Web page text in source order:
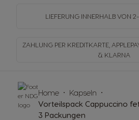
LIEFERUNG INNERHALB VON
ZAHLUNG PER KREDITKARTE,
& KLARNA
Home
Kapseln
Vorteilspack Cappuccino
3 Packungen